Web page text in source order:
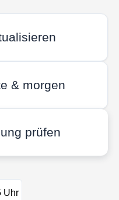
& morgen
prüfen
Uhr